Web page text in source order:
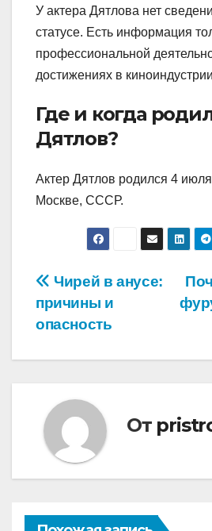
У актера Дятлова нет
статусе. Есть информация
профессиональной
достижениях в
Где и когда
Дятлов?
Актер Дятлов родился 4
Москве, СССР.
Навигация
по
записям
Чирей в анусе:
причины и
опасность
От